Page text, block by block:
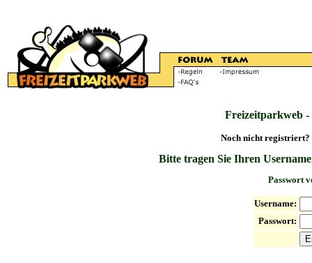
Freizeitparkweb
Noch nicht registriert?
Bitte tragen Sie Ihren
Passwort
Username:
Passwort: